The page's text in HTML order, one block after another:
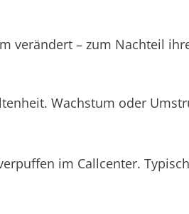
verändert – zum Nachteil
Wachstum oder
im Callcenter.